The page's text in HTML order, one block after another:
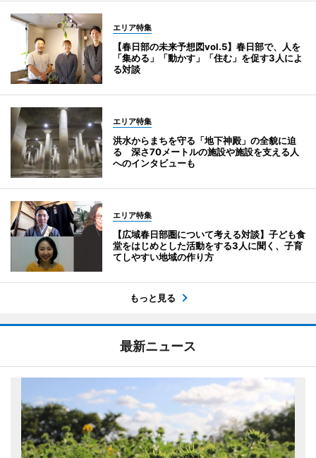
エリア特集
【春日部の未来予想図vol.5】春日部で、人を
「集める」「動かす」「住む」を促す3人によ
る対談
エリア特集
洪水からまちを守る「地下神殿」の全貌に迫
る 深さ70メートルの施設や施設を支える人
へのインタビューも
エリア特集
【広域春日部圏について考える対談】子ども食
堂をはじめとした活動をする3人に聞く、子育
てしやすい地域の作り方
もっと見る
最新ニュース